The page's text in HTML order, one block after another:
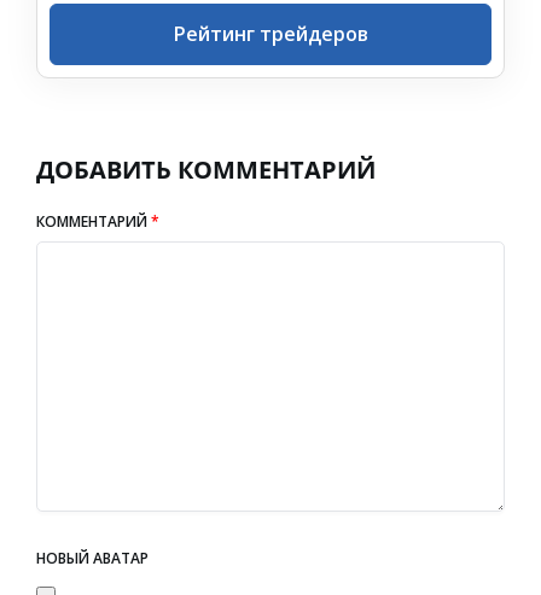
Рейтинг трейдеров
ДОБАВИТЬ КОММЕНТАРИЙ
КОММЕНТАРИЙ*
НОВЫЙ АВАТАР